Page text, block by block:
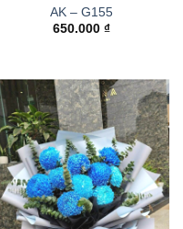
AK – G155
650.000 ₫